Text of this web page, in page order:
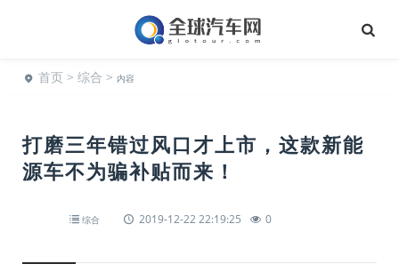
首页 > 综合 > 内容
打磨三年错过风口才上市，这款新能
源车不为骗补贴而来！
综合 2019-12-22 22:19:25 0